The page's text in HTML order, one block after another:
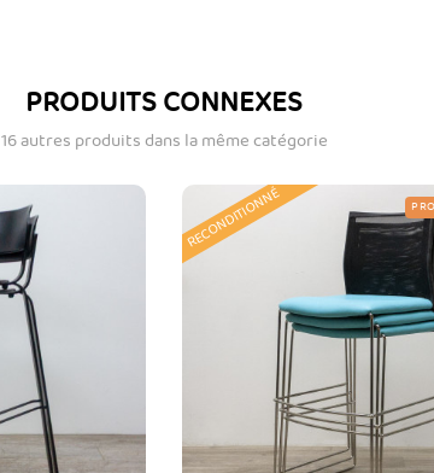
PRODUITS CONNEXES
16 autres produits dans la même catégorie
RECONDITIONNÉ